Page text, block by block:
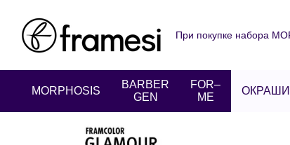
При покупке набора
MORPHOSIS
BARBER
GEN
FOR–
ME